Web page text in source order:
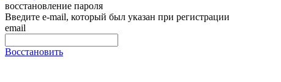
восстановление пароля
Введите e-mail, который был указан при регистрации
email
Восстановить